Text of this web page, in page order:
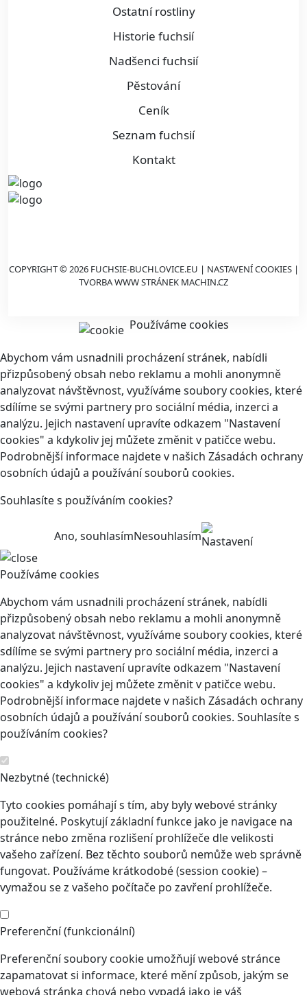
Ostatní rostliny
Historie fuchsií
Nadšenci fuchsií
Pěstování
Ceník
Seznam fuchsií
Kontakt
COPYRIGHT © 2026 FUCHSIE-BUCHLOVICE.EU | NASTAVENÍ COOKIES|
TVORBA WWW STRÁNEK MACHIN.CZ
Používáme cookies
Abychom vám usnadnili procházení stránek, nabídli
přizpůsobený obsah nebo reklamu a mohli anonymně
analyzovat návštěvnost, využíváme soubory cookies, které
sdílíme se svými partnery pro sociální média, inzerci a
analýzu. Jejich nastavení upravíte odkazem "Nastavení
cookies" a kdykoliv jej můžete změnit v patičce webu.
Podrobnější informace najdete v našich Zásadách ochrany
osobních údajů a používání souborů cookies.
Souhlasíte s používáním cookies?
Ano, souhlasímNesouhlasímNastavení
Používáme cookies
Abychom vám usnadnili procházení stránek, nabídli
přizpůsobený obsah nebo reklamu a mohli anonymně
analyzovat návštěvnost, využíváme soubory cookies, které
sdílíme se svými partnery pro sociální média, inzerci a
analýzu. Jejich nastavení upravíte odkazem "Nastavení
cookies" a kdykoliv jej můžete změnit v patičce webu.
Podrobnější informace najdete v našich Zásadách ochrany
osobních údajů a používání souborů cookies. Souhlasíte s
používáním cookies?
Nezbytné (technické)
Tyto cookies pomáhají s tím, aby byly webové stránky
použitelné. Poskytují základní funkce jako je navigace na
stránce nebo změna rozlišení prohlížeče dle velikosti
vašeho zařízení. Bez těchto souborů nemůže web správně
fungovat. Používáme krátkodobé (session cookie) –
vymažou se z vašeho počítače po zavření prohlížeče.
Preferenční (funkcionální)
Preferenční soubory cookie umožňují webové stránce
zapamatovat si informace, které mění způsob, jakým se
webová stránka chová nebo vypadá jako je váš